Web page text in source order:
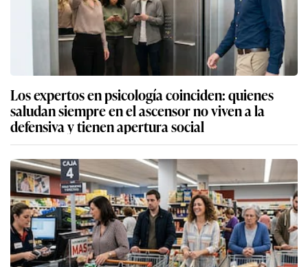
Los expertos en psicología coinciden: quienes
saludan siempre en el ascensor no viven a la
defensiva y tienen apertura social